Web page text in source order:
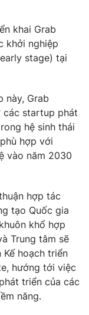
khai Grab
khởi nghiệp
stage) tại
này, Grab
các startup phát
hệ sinh thái
hợp với
vào năm 2030
hợp tác
tạo Quốc gia
khổ hợp
Trung tâm sẽ
hoạch triển
hướng tới việc
triển của các
năng.